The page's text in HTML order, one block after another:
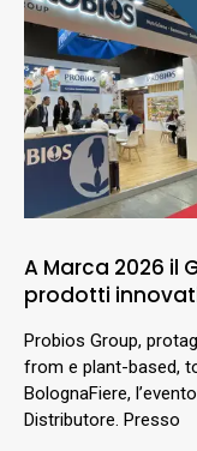
A Marca 2026 il
prodotti
Probios Group,
from e plant-based,
BolognaFiere,
Distributore. Presso